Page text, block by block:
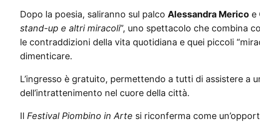
Dopo la poesia, saliranno sul palco Alessandra Merico e
stand-up e altri miracoli”, uno spettacolo che combina
le contraddizioni della vita quotidiana e quei piccoli
dimenticare.
L’ingresso è gratuito, permettendo a tutti di assistere a
dell’intrattenimento nel cuore della città.
Il Festival Piombino in Arte si riconferma come